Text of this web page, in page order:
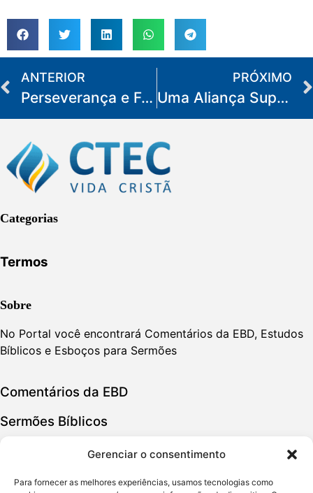
Gerenciar o consentimento
Para fornecer as melhores experiências, usamos tecnologias como
ANTERIOR
Perseverança e Fé em Tempo de Apostasia
PRÓXIMO
Uma Aliança Superior
Categorias
Termos
Sobre
No Portal você encontrará Comentários da EBD, Estudos
Bíblicos e Esboços para Sermões
Comentários da EBD
Sermões Bíblicos
Estudos Bíblicos